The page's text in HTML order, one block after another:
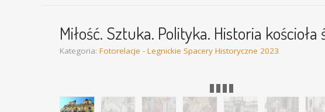
Miłość. Sztuka. Polityka. Historia kościoła
Kategoria: Fotorelacje - Legnickie Spacery Historyczne 2023